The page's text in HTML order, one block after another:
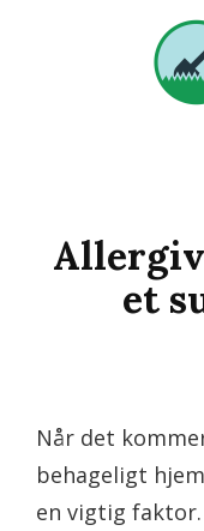
et
Når det
behageligt
en vigtig